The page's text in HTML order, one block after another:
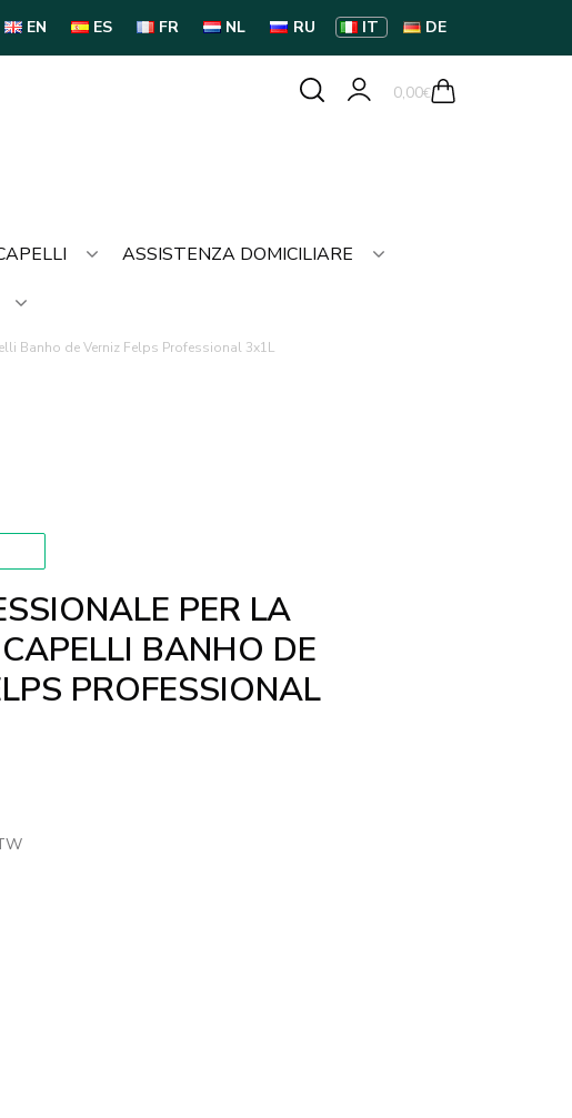
EN ES FR NL RU IT DE
0,00€
ASSISTENZA DOMICILIARE
Banho de Verniz Felps Professional 3x1L
PER LA
BANHO DE
PROFESSIONAL